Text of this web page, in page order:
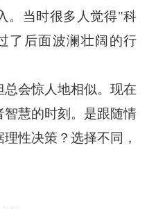
。当时很多人觉得"科
了后面波澜壮阔的行
会惊人地相似。现在
慧的时刻。是跟随情
性决策？选择不同，